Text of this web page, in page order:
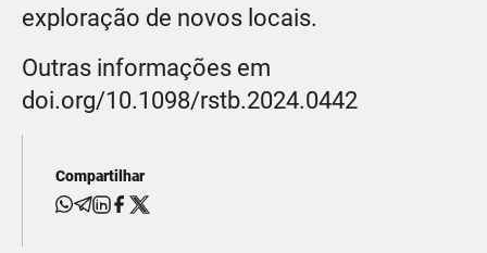
exploração de novos locais.
Outras informações em
doi.org/10.1098/rstb.2024.0442
Compartilhar